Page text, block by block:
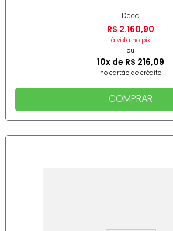
Deca
R$ 2.160,90
à vista no pix
ou
10x de R$ 216,09
no cartão de crédito
COMPRAR